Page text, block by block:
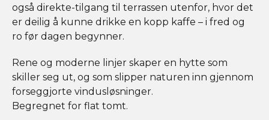
også direkte-tilgang til terrassen utenfor, hvor det
er deilig å kunne drikke en kopp kaffe – i fred og
ro før dagen begynner.
Rene og moderne linjer skaper en hytte som
skiller seg ut, og som slipper naturen inn gjennom
forseggjorte vindusløsninger.
Begregnet for flat tomt.